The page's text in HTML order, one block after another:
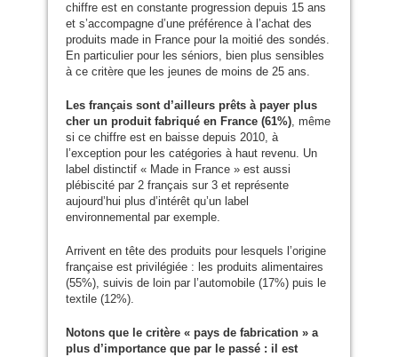
chiffre est en constante progression depuis 15 ans
et s’accompagne d’une préférence à l’achat des
produits made in France pour la moitié des sondés.
En particulier pour les séniors, bien plus sensibles
à ce critère que les jeunes de moins de 25 ans.
Les français sont d’ailleurs prêts à payer plus
cher un produit fabriqué en France (61%), même
si ce chiffre est en baisse depuis 2010, à
l’exception pour les catégories à haut revenu. Un
label distinctif « Made in France » est aussi
plébiscité par 2 français sur 3 et représente
aujourd’hui plus d’intérêt qu’un label
environnemental par exemple.
Arrivent en tête des produits pour lesquels l’origine
française est privilégiée : les produits alimentaires
(55%), suivis de loin par l’automobile (17%) puis le
textile (12%).
Notons que le critère « pays de fabrication » a
plus d’importance que par le passé : il est